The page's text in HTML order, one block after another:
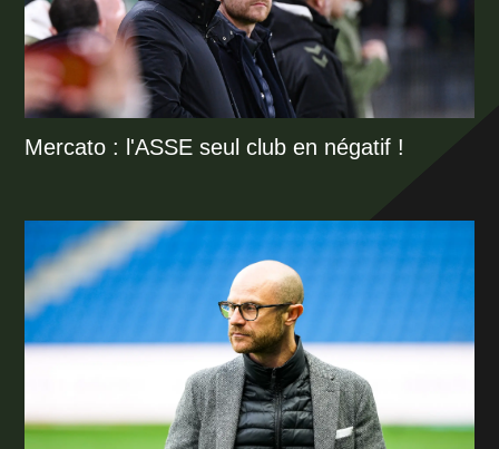
Mercato : l'ASSE seul club en négatif !